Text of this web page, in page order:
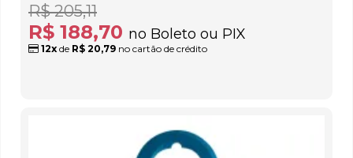
R$ 188,70 no Boleto ou PIX
R$ 205,11
12x de R$ 20,79 no cartão de crédito